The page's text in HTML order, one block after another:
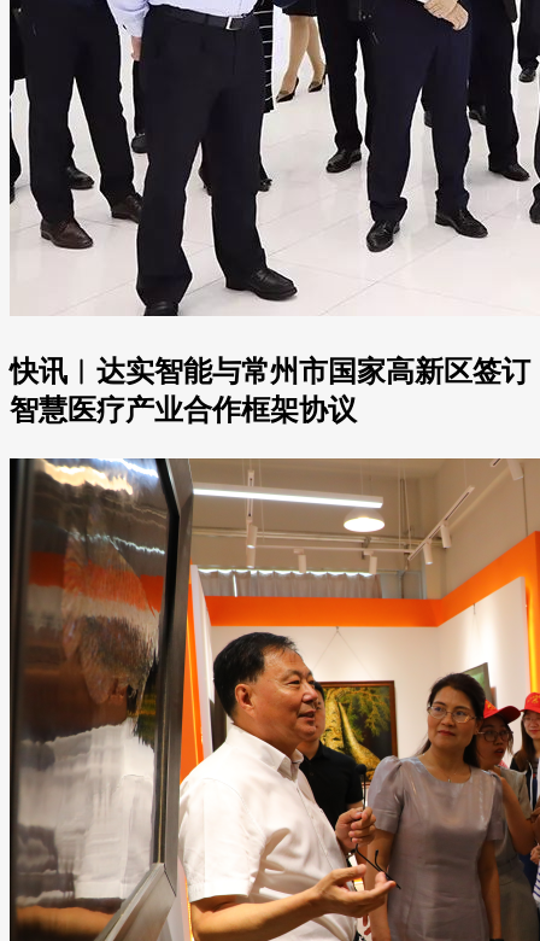
快讯︱达实智能与常州市国家高新区签订
智慧医疗产业合作框架协议